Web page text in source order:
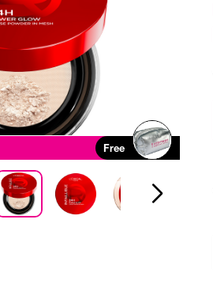
Free